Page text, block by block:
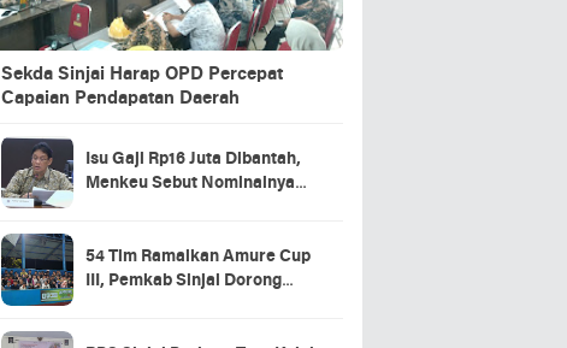
Sekda Sinjai Harap OPD Percepat
Capaian Pendapatan Daerah
Isu Gaji Rp16 Juta Dibantah,
Menkeu Sebut Nominalnya
54 Tim Ramaikan Amure Cup
III, Pemkab Sinjai Dorong